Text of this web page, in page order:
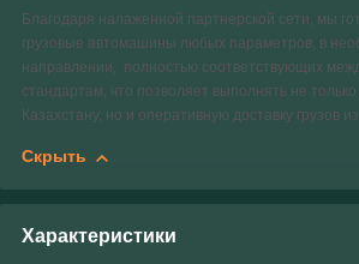
Благодаря налаженной партнерской сети, мы
грузовые автомашины любых параметров, в
направлении, полностью соответствующих
стандартам, что позволяет выполнять не
Казахстану, но и оперативную доставку грузов
Скрыть
Характеристики